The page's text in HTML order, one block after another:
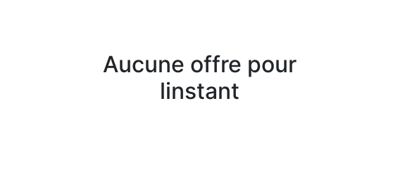
Aucune offre pour
linstant